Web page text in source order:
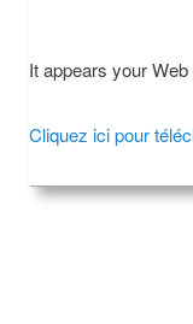
It appears your
Cliquez ici pour